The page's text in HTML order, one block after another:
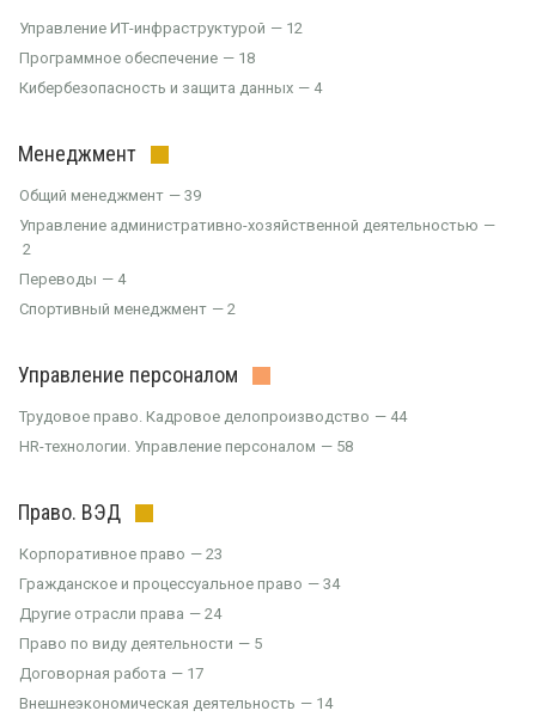
Управление ИТ-инфраструктурой
12
Программное обеспечение
18
Кибербезопасность и защита данных
4
Менеджмент
Общий менеджмент
39
Управление административно-хозяйственной деятельностью
2
Переводы
4
Спортивный менеджмент
2
Управление персоналом
Трудовое право. Кадровое делопроизводство
44
HR-технологии. Управление персоналом
58
Право. ВЭД
Корпоративное право
23
Гражданское и процессуальное право
34
Другие отрасли права
24
Право по виду деятельности
5
Договорная работа
17
Внешнеэкономическая деятельность
14